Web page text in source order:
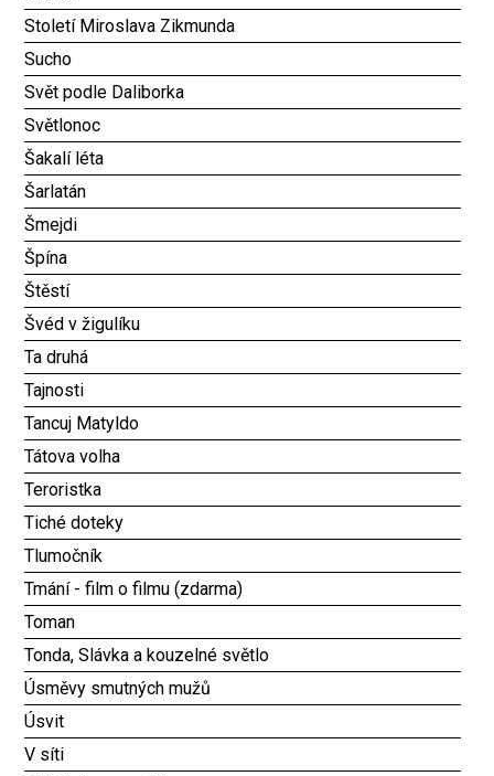
Století Miroslava Zikmunda
Sucho
Svět podle Daliborka
Světlonoc
Šakalí léta
Šarlatán
Šmejdi
Špína
Štěstí
Švéd v žigulíku
Ta druhá
Tajnosti
Tancuj Matyldo
Tátova volha
Teroristka
Tiché doteky
Tlumočník
Tmání - film o filmu (zdarma)
Toman
Tonda, Slávka a kouzelné světlo
Úsměvy smutných mužů
Úsvit
V síti